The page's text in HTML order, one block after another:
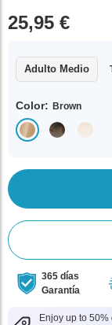
25,95 €
Adulto Medio
Color: Brown
365 días
Garantía
Enjoy up to